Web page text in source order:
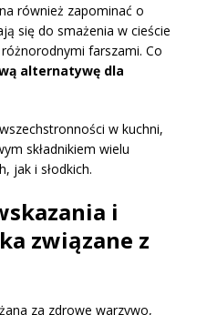
również zapominać o
się do smażenia w cieście
farszami. Co
alternatywę dla
w kuchni,
składnikiem wielu
jak i słodkich.
i
związane z
za zdrowe warzywo,